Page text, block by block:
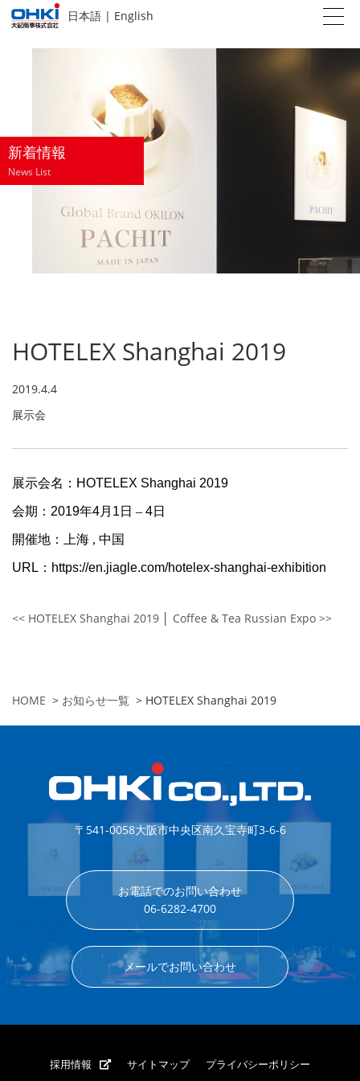
日本語 | English
新着情報
News List
HOTELEX Shanghai 2019
2019.4.4
展示会
展示会名： HOTELEX Shanghai 2019
会期： 2019年4月 1 日 – 4日
開催地：上海 , 中国
URL ： https://en.jiagle.com/hotelex-shanghai-exhibition
<< HOTELEX Shanghai 2019 Coffee & Tea Russian Expo >>
HOME > お知らせ一覧 > HOTELEX Shanghai 2019
〒541-0058大阪市中央区南久宝寺町3-6-6
お電話でのお問い合わせ
06-6282-4700
メールでお問い合わせ
採用情報 サイトマップ プライバシーポリシー